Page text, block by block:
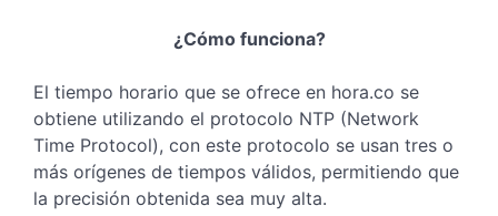
¿Cómo funciona?
El tiempo horario que se ofrece en hora.co se
obtiene utilizando el protocolo NTP (Network
Time Protocol), con este protocolo se usan tres o
más orígenes de tiempos válidos, permitiendo que
la precisión obtenida sea muy alta.